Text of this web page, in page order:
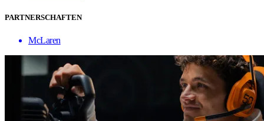
PARTNERSCHAFTEN
McLaren